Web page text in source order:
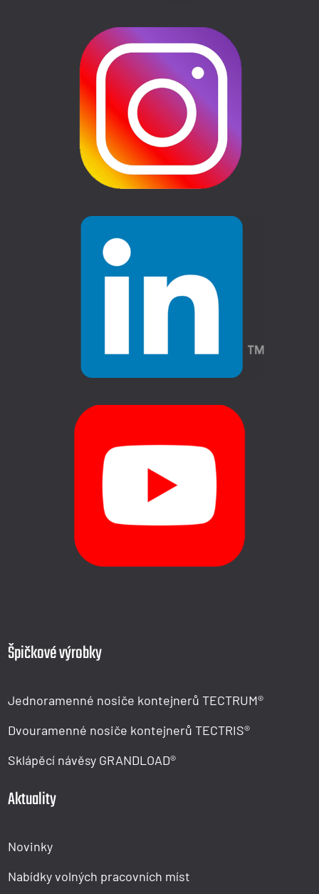
Špičkové výrobky
Jednoramenné nosiče kontejnerů TECTRUM®
Dvouramenné nosiče kontejnerů TECTRIS®
Sklápěcí návěsy GRANDLOAD®
Aktuality
Novinky
Nabídky volných pracovních míst